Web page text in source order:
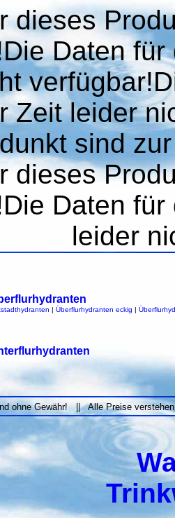
dieses
Daten
Zeit leider
sind
dieses
Daten
leider
| Überflurhydranten eckig |
ohne Gewähr! || Alle Preise